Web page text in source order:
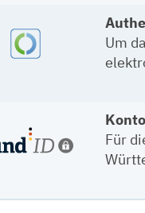
Um
Für